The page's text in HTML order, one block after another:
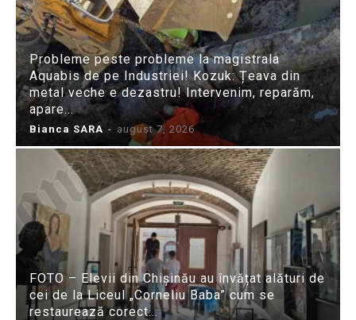
Probleme peste probleme la magistrala
Aquabis de pe Industriei! Kozuk: Țeava din
metal veche e dezastru! Intervenim, reparăm,
apare...
Bianca SARA - august 7, 2026
FOTO – Elevii din Chișinău au învățat alături de
cei de la Liceul „Corneliu Baba” cum se
restaurează corect...